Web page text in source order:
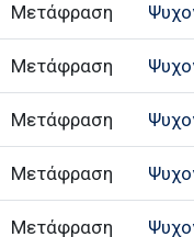
Μετάφραση
Μετάφραση
Μετάφραση
Μετάφραση
Μετάφραση